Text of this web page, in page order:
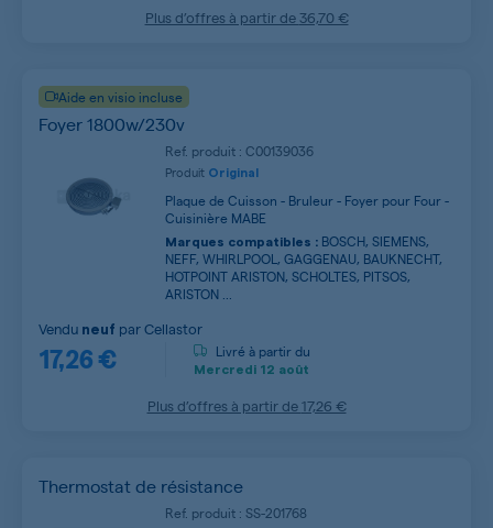
Plus d’offres à partir de 36,70 €
Aide en visio incluse
Foyer 1800w/230v
Ref. produit : C00139036
Produit Original
Plaque de Cuisson - Bruleur - Foyer pour Four -
Cuisinière MABE
Marques compatibles : BOSCH, SIEMENS,
NEFF, WHIRLPOOL, GAGGENAU, BAUKNECHT,
HOTPOINT ARISTON, SCHOLTES, PITSOS,
ARISTON ...
17,26 €
Vendu neuf parCellastor
Livré à partir du
Mercredi 12 août
Plus d’offres à partir de17,26 €
Thermostat de résistance
Ref. produit : SS-201768